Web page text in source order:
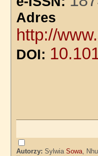
http://
DOI:
Autorzy:SylwiaSowa,